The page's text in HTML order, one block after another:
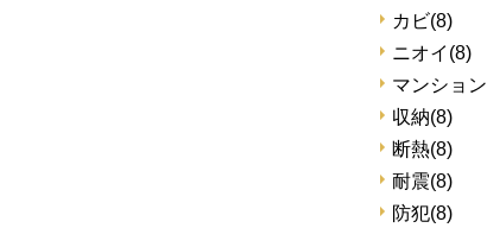
カビ(8)
ニオイ (8)
マンション
収納(8)
断熱(8)
耐震(8)
防犯(8)